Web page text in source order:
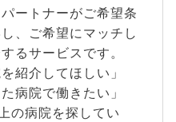
ートナーがご希望条
、ご希望にマッチし
るサービスです。
紹介してほしい」
病院で働きたい」
の病院を探してい